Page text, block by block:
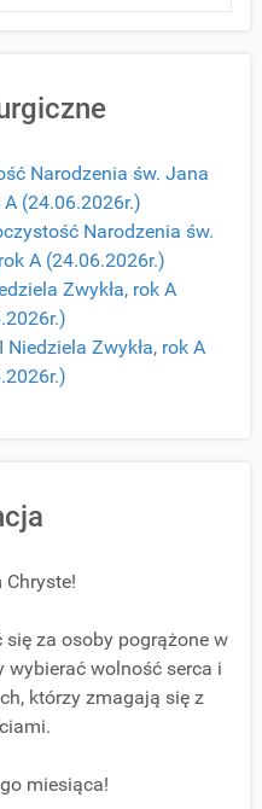
Narodzenia św. Jana
(24.06.2026r.)
Narodzenia św.
A (24.06.2026r.)
Zwykła, rok A
Zwykła, rok A
Chryste!
za osoby pogrążone w
wybierać wolność serca i
którzy zmagają się z
miesiąca!